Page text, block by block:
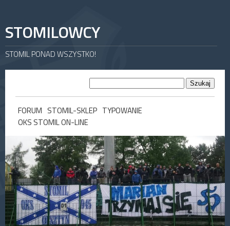
STOMILOWCY
STOMIL PONAD WSZYSTKO!
FORUM STOMIL-SKLEP TYPOWANIE
OKS STOMIL ON-LINE